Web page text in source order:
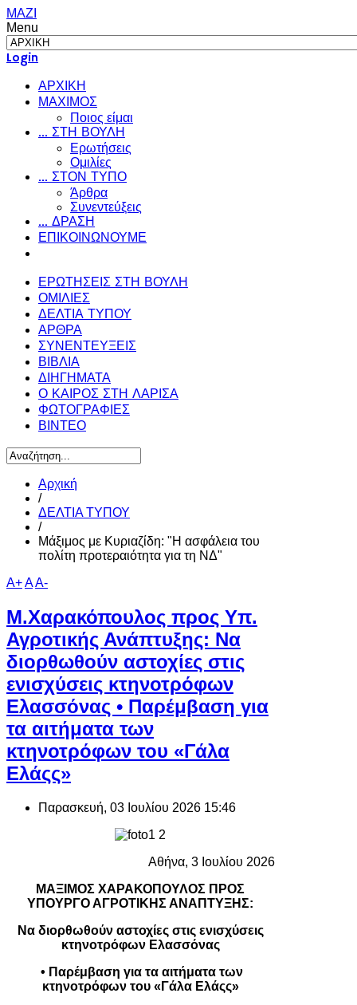
ΜΑΖΙ
Menu
Login
ΑΡΧΙΚΗ
ΜΑΧΙΜΟΣ
Ποιος είμαι
... ΣΤΗ ΒΟΥΛΗ
Ερωτήσεις
Ομιλίες
... ΣΤΟΝ ΤΥΠΟ
Άρθρα
Συνεντεύξεις
... ΔΡΑΣΗ
ΕΠΙΚΟΙΝΩΝΟΥΜΕ
ΕΡΩΤΗΣΕΙΣ ΣΤΗ ΒΟΥΛΗ
ΟΜΙΛΙΕΣ
ΔΕΛΤΙΑ ΤΥΠΟΥ
ΑΡΘΡΑ
ΣΥΝΕΝΤΕΥΞΕΙΣ
ΒΙΒΛΙΑ
ΔΙΗΓΗΜΑΤΑ
Ο ΚΑΙΡΟΣ ΣΤΗ ΛΑΡΙΣΑ
ΦΩΤΟΓΡΑΦΙΕΣ
ΒΙΝΤΕΟ
Αρχική
/
ΔΕΛΤΙΑ ΤΥΠΟΥ
/
Μάξιμος με Κυριαζίδη: "Η ασφάλεια του
πολίτη προτεραιότητα για τη ΝΔ"
A+AA-
Μ.Χαρακόπουλος προς Υπ.
Αγροτικής Ανάπτυξης: Να
διορθωθούν αστοχίες στις
ενισχύσεις κτηνοτρόφων
Ελασσόνας • Παρέμβαση για
τα αιτήματα των
κτηνοτρόφων του «Γάλα
Ελάςς»
Παρασκευή, 03 Ιουλίου 2026 15:46
Αθήνα, 3 Ιουλίου 2026
ΜΑΞΙΜΟΣ ΧΑΡΑΚΟΠΟΥΛΟΣ ΠΡΟΣ
ΥΠΟΥΡΓΟ ΑΓΡΟΤΙΚΗΣ ΑΝΑΠΤΥΞΗΣ:
Να διορθωθούν αστοχίες στις ενισχύσεις
κτηνοτρόφων Ελασσόνας
• Παρέμβαση για τα αιτήματα των
κτηνοτρόφων του «Γάλα Ελάςς»